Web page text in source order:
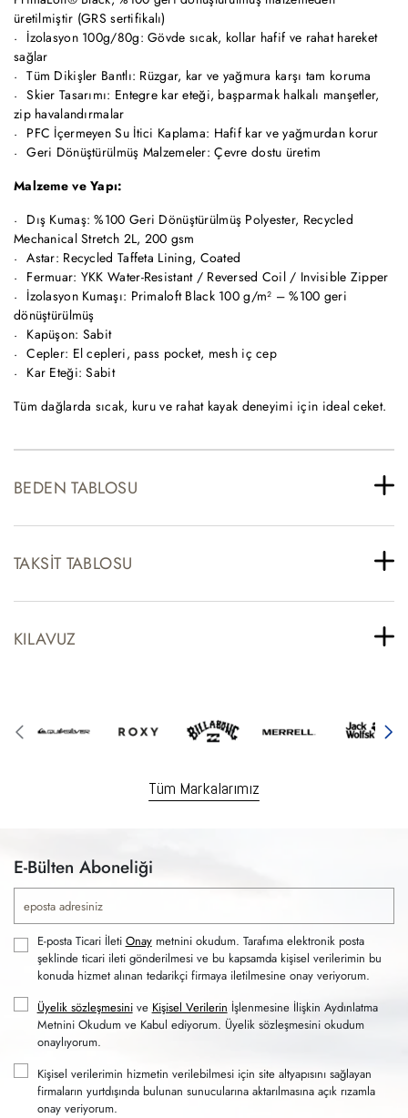
üretilmiştir (GRS sertifikalı)
İzolasyon 100g/80g: Gövde sıcak, kollar hafif ve rahat hareket
sağlar
Tüm Dikişler Bantlı: Rüzgar, kar ve yağmura karşı tam koruma
Skier Tasarımı: Entegre kar eteği, başparmak halkalı manşetler,
zip havalandırmalar
PFC İçermeyen Su İtici Kaplama: Hafif kar ve yağmurdan korur
Geri Dönüştürülmüş Malzemeler: Çevre dostu üretim
Malzeme ve Yapı:
Dış Kumaş: %100 Geri Dönüştürülmüş Polyester, Recycled
Mechanical Stretch 2L, 200 gsm
Astar: Recycled Taffeta Lining, Coated
Fermuar: YKK Water-Resistant / Reversed Coil / Invisible Zipper
İzolasyon Kumaşı: Primaloft Black 100 g/m² – %100 geri
dönüştürülmüş
Kapüşon: Sabit
Cepler: El cepleri, pass pocket, mesh iç cep
Kar Eteği: Sabit
Tüm dağlarda sıcak, kuru ve rahat kayak deneyimi için ideal ceket.
BEDEN TABLOSU
TAKSIT TABLOSU
KILAVUZ
Tüm Markalarımız
E-Bülten Aboneliği
E-posta Ticari İleti Onaymetnini okudum. Tarafıma elektronik posta
şeklinde ticari ileti gönderilmesi ve bu kapsamda kişisel verilerimin bu
konuda hizmet alınan tedarikçi firmaya iletilmesine onay veriyorum.
Üyelik sözleşmesinive Kişisel Verilerin İşlenmesine İlişkin Aydınlatma
Metnini Okudum ve Kabul ediyorum. Üyelik sözleşmesini okudum
onaylıyorum.
Kişisel verilerimin hizmetin verilebilmesi için site altyapısını sağlayan
firmaların yurtdışında bulunan sunucularına aktarılmasına açık rızamla
onay veriyorum.